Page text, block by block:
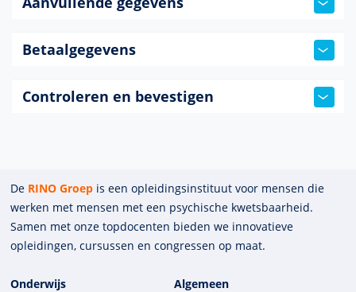
Betaalgegevens
Controleren en bevestigen
De RINO Groep is een opleidings­insti­tuut voor mensen die
werken met mensen met een psychische kwets­baar­heid.
Samen met onze top­docenten bieden we innova­tieve
opleidingen, cursussen en congres­sen op maat.
Onderwijs
Algemeen